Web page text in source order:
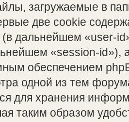
загружаемые в
две cookie
(в дальнейшем «user-
«session-id»),
обеспечением
одной из тем
для хранения
таким образом